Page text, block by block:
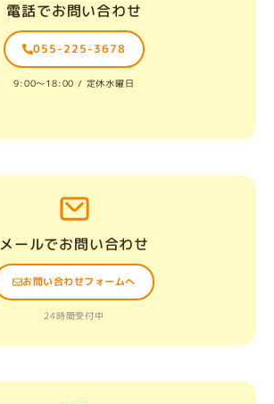
電話でお問い合わせ
055-225-3678
9:00〜18:00 / 定休水曜日
メールでお問い合わせ
お問い合わせフォームへ
24時間受付中